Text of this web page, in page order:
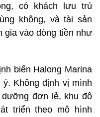
có khách lưu trú
không, và tài sản
gia vào dòng tiền như
biển Halong Marina
Không định vị mình
đơn lẻ, khu đô
triển theo mô hình